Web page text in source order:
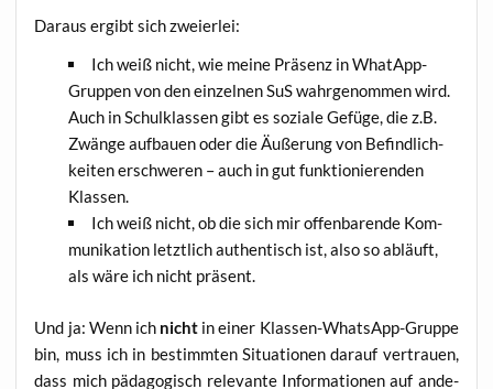
Dar­aus ergibt sich zweierlei:
Ich weiß nicht, wie mei­ne Prä­senz in What­App-
Grup­pen von den ein­zel­nen SuS wahr­ge­nom­men wird.
Auch in Schul­klas­sen gibt es sozia­le Gefü­ge, die z.B.
Zwän­ge auf­bau­en oder die Äuße­rung von Befind­lich­
kei­ten erschwe­ren – auch in gut funk­tio­nie­ren­den
Klassen.
Ich weiß nicht, ob die sich mir offen­ba­ren­de Kom­
mu­ni­ka­ti­on letzt­lich authen­tisch ist, also so abläuft,
als wäre ich nicht präsent.
Und ja: Wenn ich nicht in einer Klas­sen-Whats­App-Grup­pe
bin, muss ich in bestimm­ten Situa­tio­nen dar­auf ver­trau­en,
dass mich päd­ago­gisch rele­van­te Infor­ma­tio­nen auf ande­